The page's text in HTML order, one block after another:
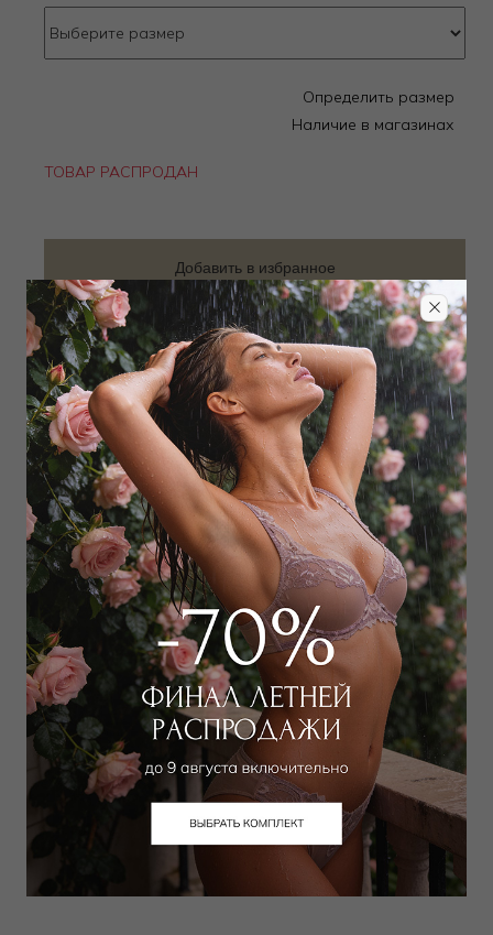
Дополнить образ
Бюстгальтер классический
мягкий
Выбрать размер
Бюстгальтер классический
мягкий
12 000 ₽
Выбрать размер
Определить размер
Наличие в магазинах
ТОВАР РАСПРОДАН
Добавить в избранное
Забронировать в магазине